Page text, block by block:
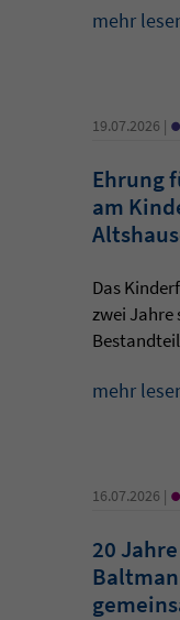
mehr
19.07.2026 | •
Ehrung
am
Das
zwei
mehr
16.07.2026 | •
20